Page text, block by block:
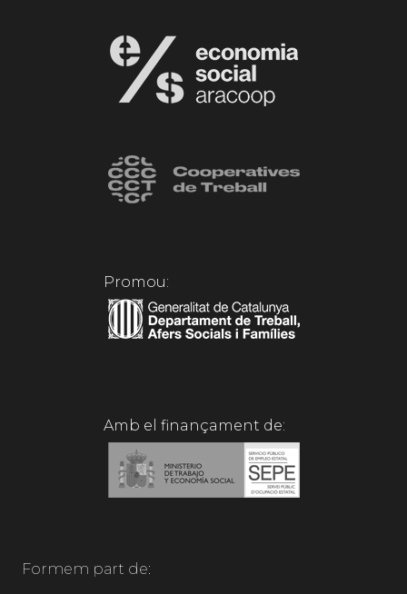
Promou:
Amb el finançament de:
Formem part de: